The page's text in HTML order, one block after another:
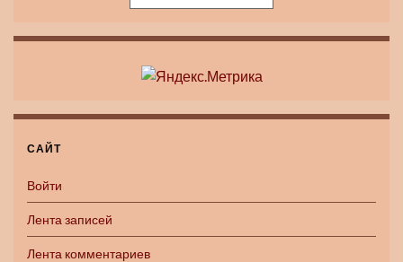
САЙТ
Войти
Лента записей
Лента комментариев